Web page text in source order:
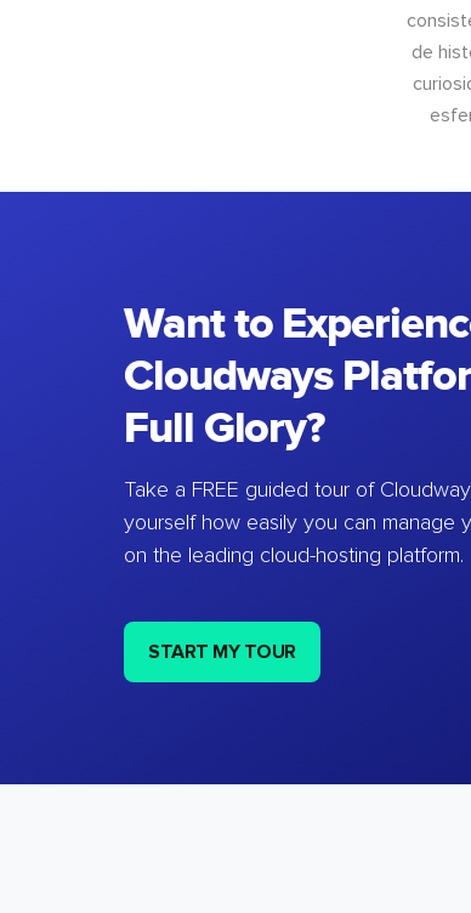
de
Want to
Cloudways
Full Glory?
Take a FREE guided tour of
yourself how easily you can manage
on the leading cloud-hosting platform.
START MY TOUR